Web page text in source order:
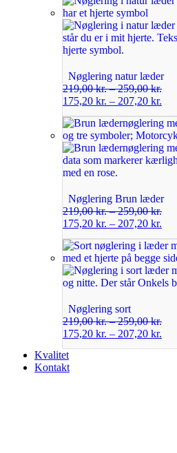
Nøglering natur læder
219,00kr.–259,00kr.
175,20 kr. – 207,20 kr.
Nøglering Brun læder
219,00kr.–259,00kr.
175,20 kr. – 207,20 kr.
Nøglering sort
219,00kr.–259,00kr.
175,20 kr. – 207,20 kr.
Kvalitet
Kontakt